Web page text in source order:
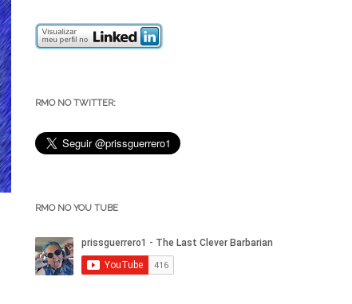
RMO NO TWITTER:
RMO NO YOU TUBE